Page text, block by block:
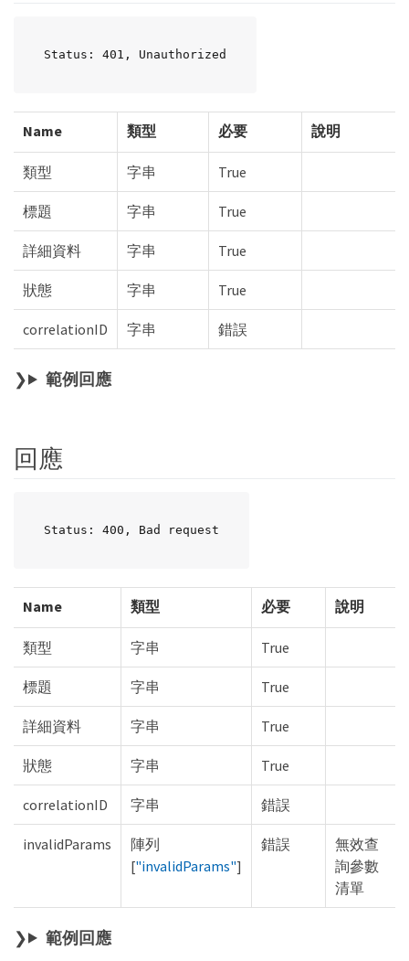
Status: 401, Unauthorized
Name 類型 必要 說明
類型 字串 True
標題 字串 True
詳細資料 字串 True
狀態 字串 True
correlationID 字串 錯誤
範例回應
回應
Status: 400, Bad request
Name 類型 必要 說明
類型 字串 True
標題 字串 True
詳細資料 字串 True
狀態 字串 True
correlationID 字串 錯誤
invalidParams
陣列
["invalidParams"]
錯誤
無效查
詢參數
清單
範例回應